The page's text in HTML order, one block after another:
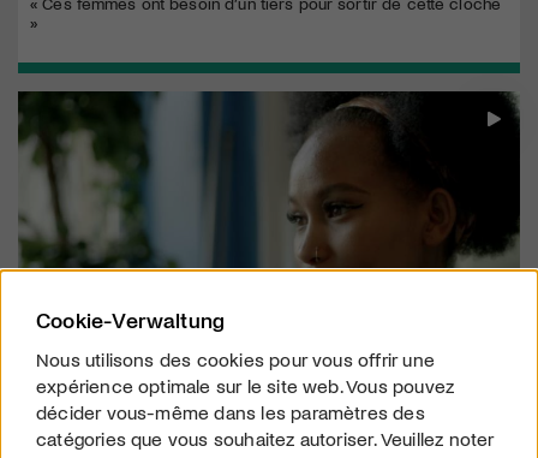
»
BIENTÔT EN SALLES
FREEDOM, SHEWIT'S DESTINY – Un documentaire sensible
sur la migration et le combat pour l’autodétermination.
Cookie-Verwaltung
Nous utilisons des cookies pour vous offrir une
expérience optimale sur le site web. Vous pouvez
décider vous-même dans les paramètres des
catégories que vous souhaitez autoriser. Veuillez noter